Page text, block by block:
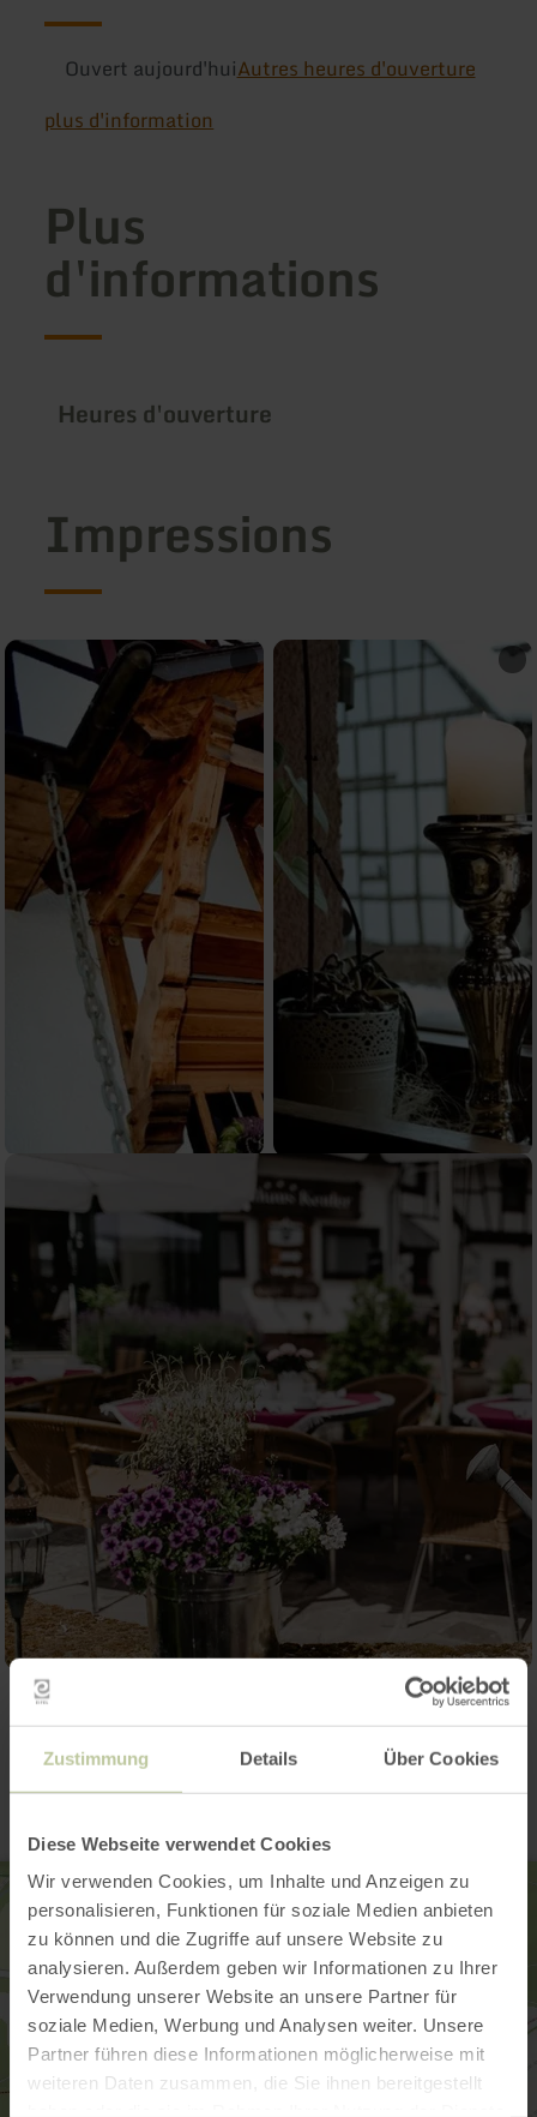
Zustimmung Details Über Cookies
Diese Webseite verwendet Cookies
Wir verwenden Cookies, um Inhalte und Anzeigen zu
personalisieren, Funktionen für soziale Medien anbieten
zu können und die Zugriffe auf unsere Website zu
analysieren. Außerdem geben wir Informationen zu Ihrer
Verwendung unserer Website an unsere Partner für
soziale Medien, Werbung und Analysen weiter. Unsere
Partner führen diese Informationen möglicherweise mit
weiteren Daten zusammen, die Sie ihnen bereitgestellt
Ouvert aujourd'huiAutres heures d'ouverture
plus d'information
Plus
d'informations
Heures d'ouverture
Impressions
Contact